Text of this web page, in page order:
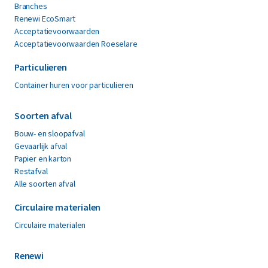
Branches
Renewi EcoSmart
Acceptatievoorwaarden
Acceptatievoorwaarden Roeselare
Particulieren
Container huren voor particulieren
Soorten afval
Bouw- en sloopafval
Gevaarlijk afval
Papier en karton
Restafval
Alle soorten afval
Circulaire materialen
Circulaire materialen
Renewi